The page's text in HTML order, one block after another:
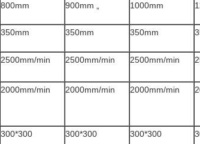
800mm 900mm „ 1000mm
350mm 350mm 350mm
2500mm/min 2500mm/min 2500mm/min
2000mm/min 2000mm/min 2000mm/min
300*300 300*300 300*300